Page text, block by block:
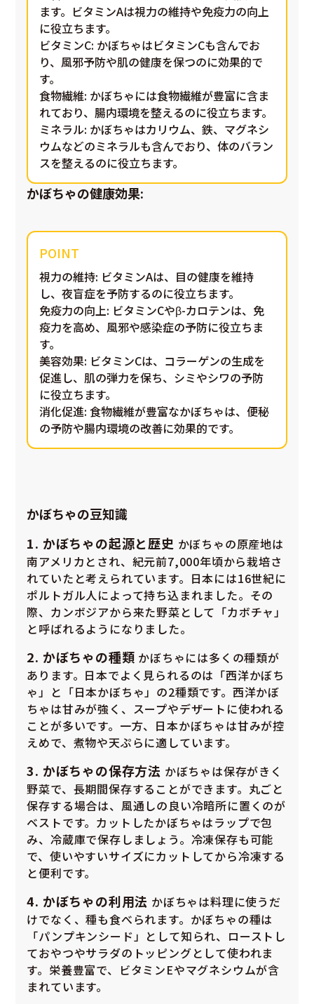
ます。ビタミンAは視力の維持や免疫力の向上
に役立ちます。
ビタミンC: かぼちゃはビタミンCも含んでお
り、風邪予防や肌の健康を保つのに効果的で
す。
食物繊維: かぼちゃには食物繊維が豊富に含ま
れており、腸内環境を整えるのに役立ちます。
ミネラル: かぼちゃはカリウム、鉄、マグネシ
ウムなどのミネラルも含んでおり、体のバラン
スを整えるのに役立ちます。
かぼちゃの健康効果:
視力の維持: ビタミンAは、目の健康を維持
し、夜盲症を予防するのに役立ちます。
免疫力の向上: ビタミンCやβ-カロテンは、免
疫力を高め、風邪や感染症の予防に役立ちま
す。
美容効果: ビタミンCは、コラーゲンの生成を
促進し、肌の弾力を保ち、シミやシワの予防
に役立ちます。
消化促進: 食物繊維が豊富なかぼちゃは、便秘
の予防や腸内環境の改善に効果的です。
かぼちゃの豆知識
1. かぼちゃの起源と歴史 かぼちゃの原産地は
南アメリカとされ、紀元前7,000年頃から栽培さ
れていたと考えられています。日本には16世紀に
ポルトガル人によって持ち込まれました。その
際、カンボジアから来た野菜として「カボチャ」
と呼ばれるようになりました。
2. かぼちゃの種類 かぼちゃには多くの種類が
あります。日本でよく見られるのは「西洋かぼち
ゃ」と「日本かぼちゃ」の2種類です。西洋かぼ
ちゃは甘みが強く、スープやデザートに使われる
ことが多いです。一方、日本かぼちゃは甘みが控
えめで、煮物や天ぷらに適しています。
3. かぼちゃの保存方法 かぼちゃは保存がきく
野菜で、長期間保存することができます。丸ごと
保存する場合は、風通しの良い冷暗所に置くのが
ベストです。カットしたかぼちゃはラップで包
み、冷蔵庫で保存しましょう。冷凍保存も可能
で、使いやすいサイズにカットしてから冷凍する
と便利です。
4. かぼちゃの利用法 かぼちゃは料理に使うだ
けでなく、種も食べられます。かぼちゃの種は
「パンプキンシード」として知られ、ローストし
ておやつやサラダのトッピングとして使われま
す。栄養豊富で、ビタミンEやマグネシウムが含
まれています。